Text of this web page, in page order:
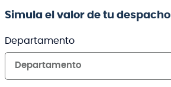
Simula el valor de tu despacho
Departamento
Departamento